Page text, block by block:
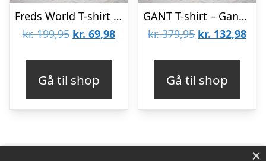
Freds World T-shirt – Lavendel m. Kat
kr.199,95 Den
kr. 199,95.
kr. 69,98Den
kr. 69,98.
Gå til shop
GANT T-shirt – Gant Script – Hvid m. Lyseblå
kr.379,95 Den
kr. 379,95.
kr. 132,98Den
kr.
Gå til shop
×